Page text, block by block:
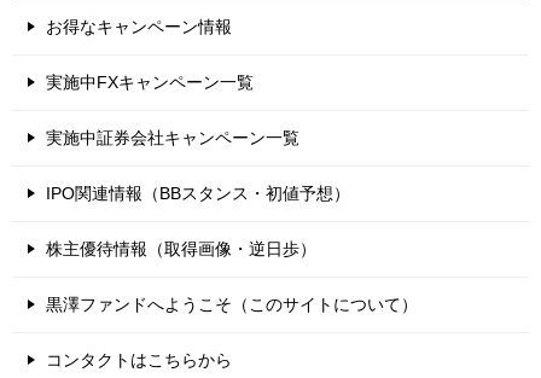
お得なキャンペーン情報
実施中FXキャンペーン一覧
実施中証券会社キャンペーン一覧
IPO関連情報（BBスタンス・初値予想）
株主優待情報（取得画像・逆日歩）
黒澤ファンドへようこそ（このサイトについて）
コンタクトはこちらから